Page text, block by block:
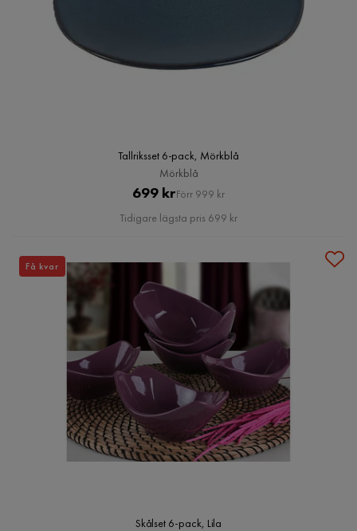
Tallriksset 6-pack, Mörkblå
Mörkblå
Pris
699 krOriginal
Pris
Förr 999 kr
Tidigare lägsta pris 699 kr
Skålset 6-pack, Lila
Få kvar